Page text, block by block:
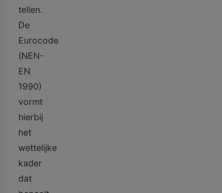
tellen.
De
Eurocode
(NEN-
EN
1990)
vormt
hierbij
het
wettelijke
kader
dat